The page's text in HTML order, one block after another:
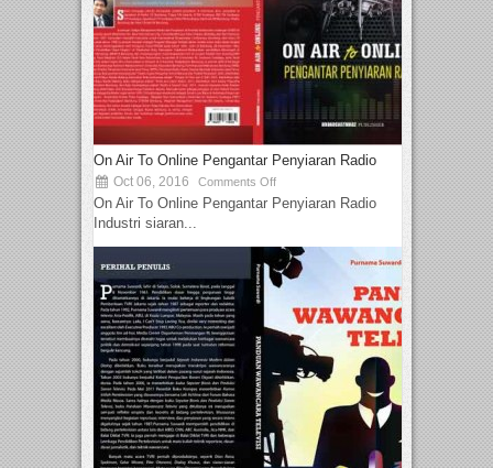
On Air To Online Pengantar Penyiaran Radio
Oct 06, 2016 Comments Off
On Air To Online Pengantar Penyiaran Radio
Industri siaran...